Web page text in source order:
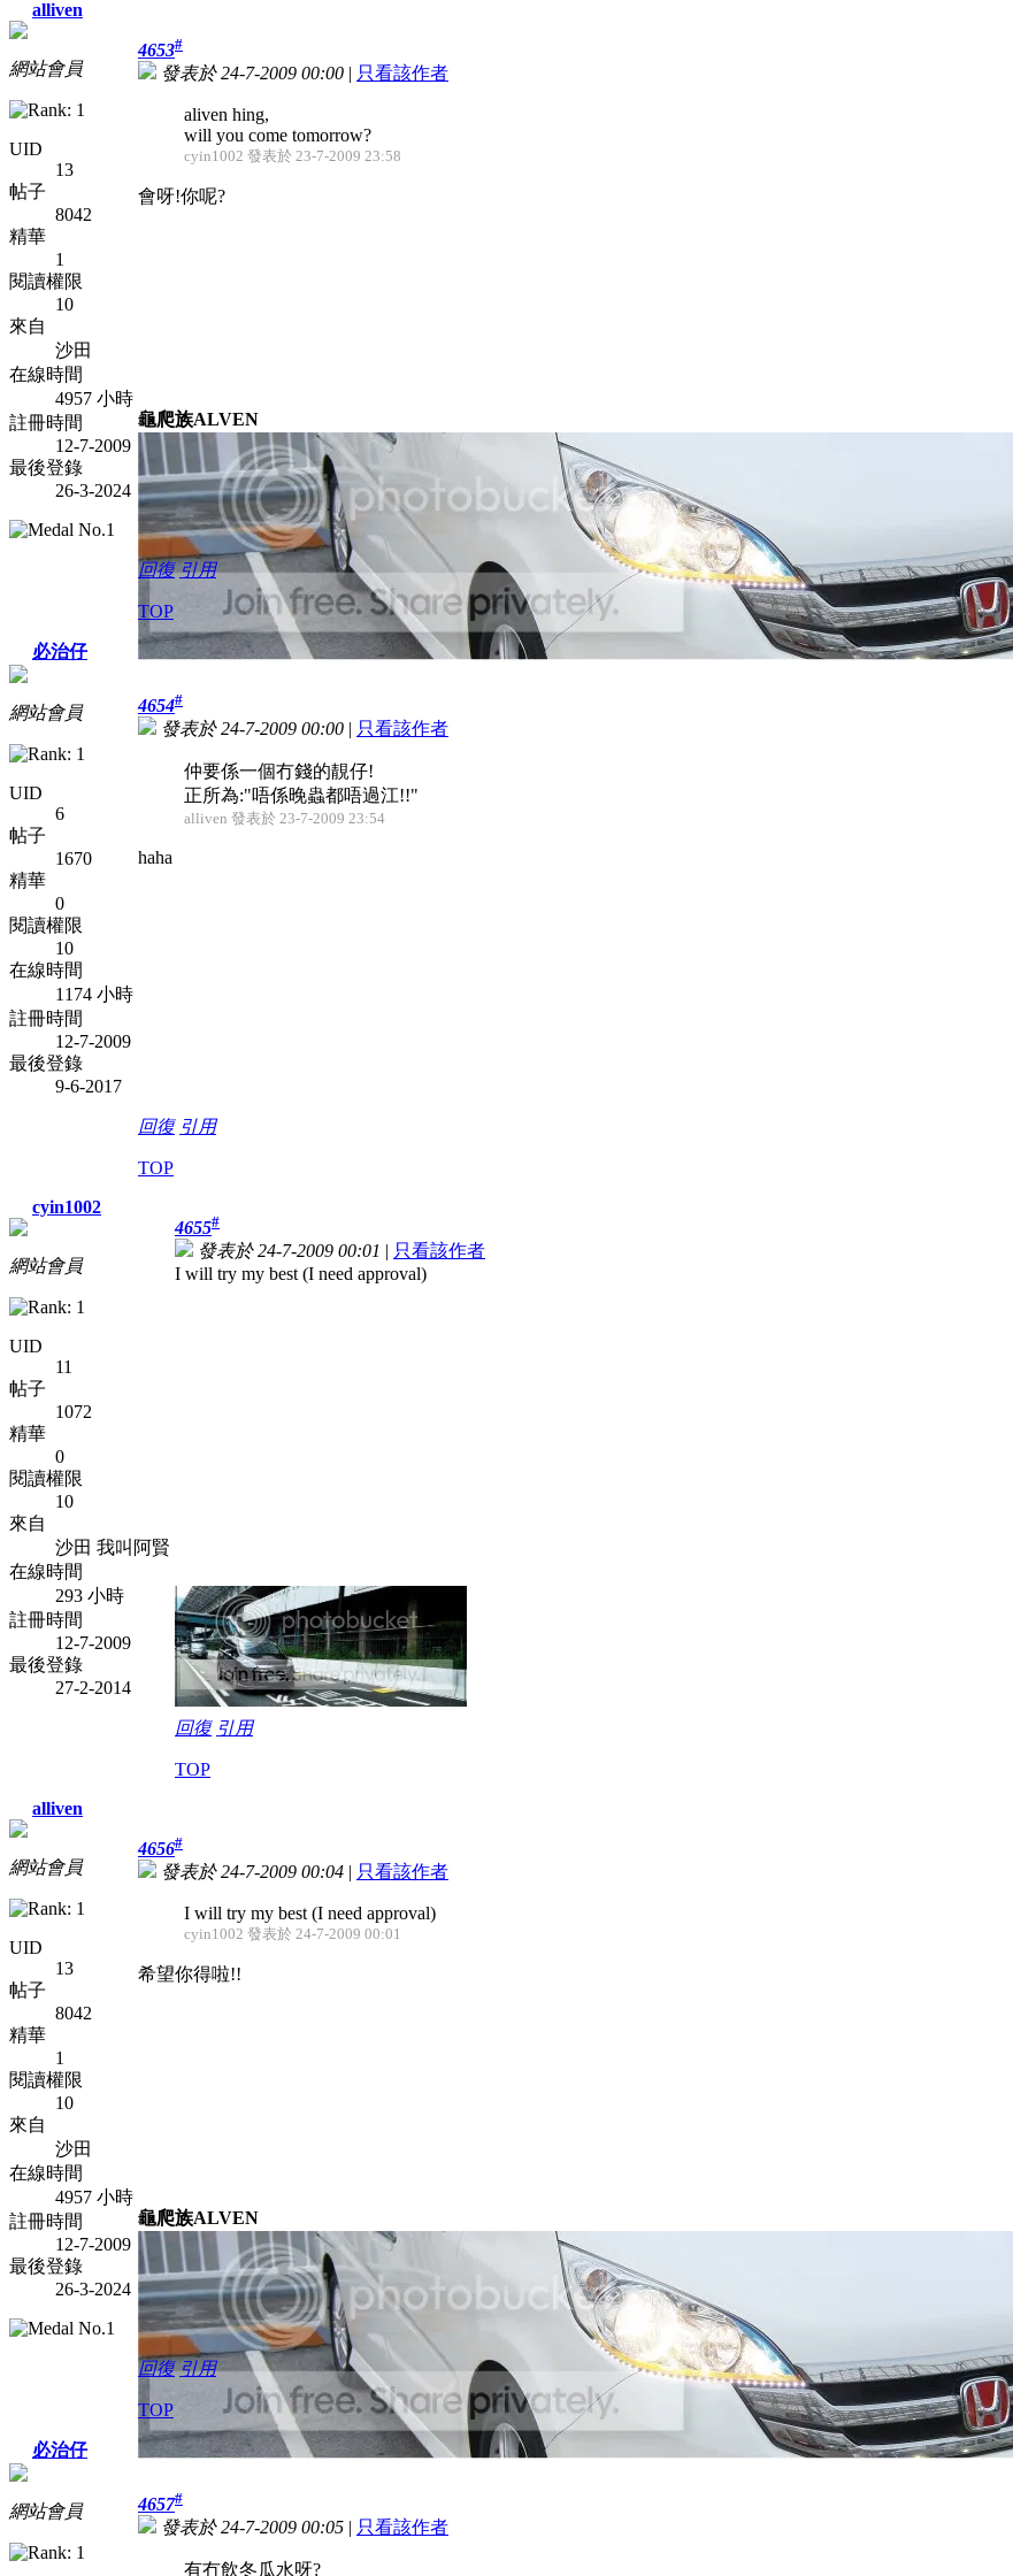
alliven
網站會員
UID
13
帖子
8042
精華
1
閱讀權限
10
來自
沙田
在線時間
4957 小時
註冊時間
12-7-2009
最後登錄
26-3-2024
4653#
發表於 24-7-2009 00:00 | 只看該作者
aliven hing,
will you come tomorrow?
cyin1002 發表於 23-7-2009 23:58
會呀!你呢?
龜爬族ALVEN
回復 引用
TOP
必治仔
網站會員
UID
6
帖子
1670
精華
0
閱讀權限
10
在線時間
1174 小時
註冊時間
12-7-2009
最後登錄
9-6-2017
4654#
發表於 24-7-2009 00:00 | 只看該作者
仲要係一個冇錢的靚仔!
正所為:"唔係晚蟲都唔過江!!"
alliven 發表於 23-7-2009 23:54
haha
回復 引用
TOP
cyin1002
網站會員
UID
11
帖子
1072
精華
0
閱讀權限
10
來自
沙田 我叫阿賢
在線時間
293 小時
註冊時間
12-7-2009
最後登錄
27-2-2014
4655#
發表於 24-7-2009 00:01 | 只看該作者
I will try my best (I need approval)
回復 引用
TOP
alliven
網站會員
UID
13
帖子
8042
精華
1
閱讀權限
10
來自
沙田
在線時間
4957 小時
註冊時間
12-7-2009
最後登錄
26-3-2024
4656#
發表於 24-7-2009 00:04 | 只看該作者
I will try my best (I need approval)
cyin1002 發表於 24-7-2009 00:01
希望你得啦!!
龜爬族ALVEN
回復 引用
TOP
必治仔
網站會員 4657#
發表於 24-7-2009 00:05 | 只看該作者
有冇飲冬瓜水呀?